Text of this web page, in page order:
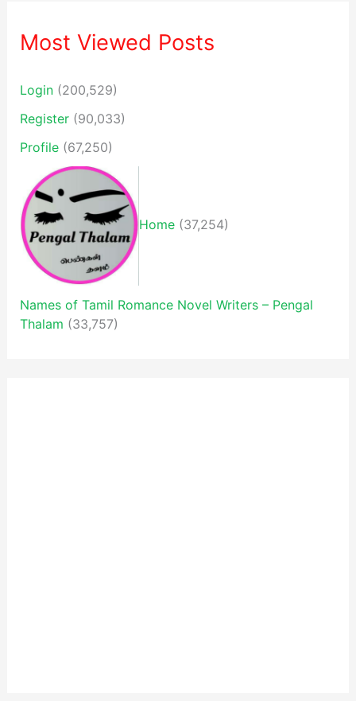
Most Viewed Posts
Login (200,529)
Register (90,033)
Profile (67,250)
Home (37,254)
Names of Tamil Romance Novel Writers – Pengal
Thalam (33,757)